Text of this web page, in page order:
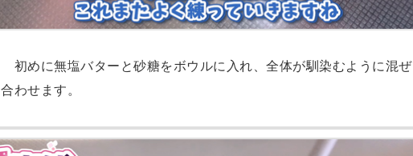
初めに無塩バターと砂糖をボウルに入れ、全体が馴染むように混ぜ
合わせます。